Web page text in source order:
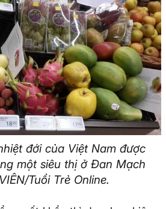
đới của Việt Nam được
một siêu thị ở Đan Mạch
Tuổi Trẻ Online.